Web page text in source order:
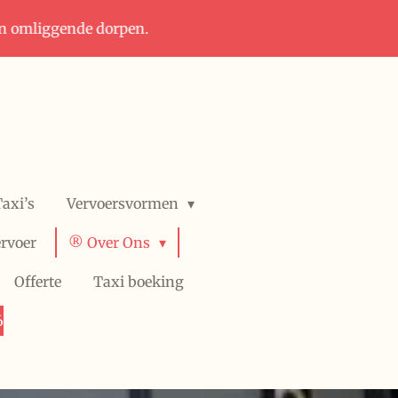
omliggende dorpen.
Vervoersvormen
®️ Over Ons
Offerte Taxi boeking